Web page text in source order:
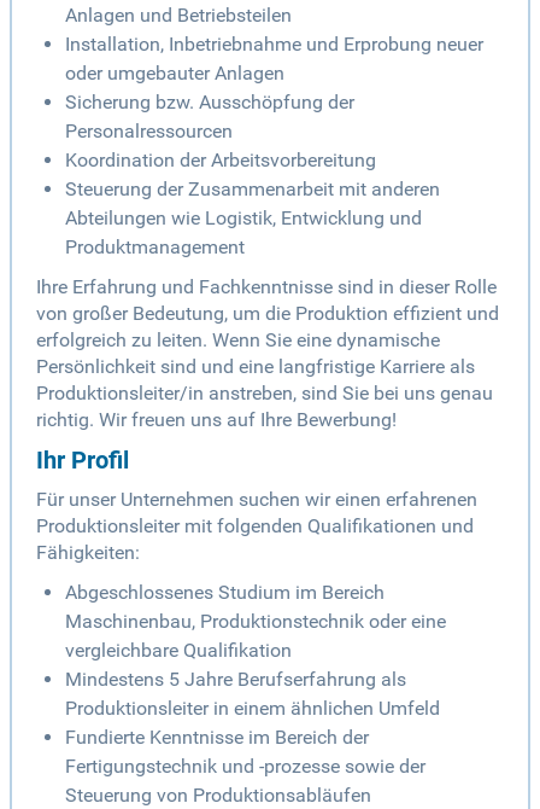
Anlagen und Betriebsteilen
Installation, Inbetriebnahme und Erprobung neuer
oder umgebauter Anlagen
Sicherung bzw. Ausschöpfung der
Personalressourcen
Koordination der Arbeitsvorbereitung
Steuerung der Zusammenarbeit mit anderen
Abteilungen wie Logistik, Entwicklung und
Produktmanagement
Ihre Erfahrung und Fachkenntnisse sind in dieser Rolle
von großer Bedeutung, um die Produktion effizient und
erfolgreich zu leiten. Wenn Sie eine dynamische
Persönlichkeit sind und eine langfristige Karriere als
Produktionsleiter/in anstreben, sind Sie bei uns genau
richtig. Wir freuen uns auf Ihre Bewerbung!
Ihr Profil
Für unser Unternehmen suchen wir einen erfahrenen
Produktionsleiter mit folgenden Qualifikationen und
Fähigkeiten:
Abgeschlossenes Studium im Bereich
Maschinenbau, Produktionstechnik oder eine
vergleichbare Qualifikation
Mindestens 5 Jahre Berufserfahrung als
Produktionsleiter in einem ähnlichen Umfeld
Fundierte Kenntnisse im Bereich der
Fertigungstechnik und -prozesse sowie der
Steuerung von Produktionsabläufen